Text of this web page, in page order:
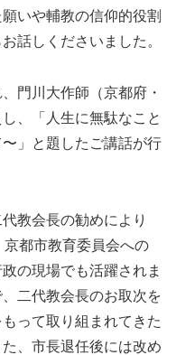
いや輔教の信仰的役割
話しくださいました。
門川大作師（京都府・
、「人生に無駄なこと
」と題したご講話が行
教会長の勧めにより
都市教育委員会への
の現場でも活躍されま
二代教会長のお取次を
って取り組まれてきた
、市長退任後には改め